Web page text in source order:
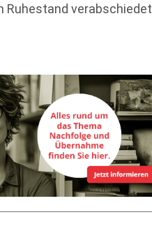
Ruhestand verabschiedet